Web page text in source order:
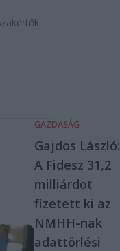
GAZDASÁG
Gajdos László:
A Fidesz 31,2
milliárdot
fizetett ki az
NMHH-nak
adattörlési